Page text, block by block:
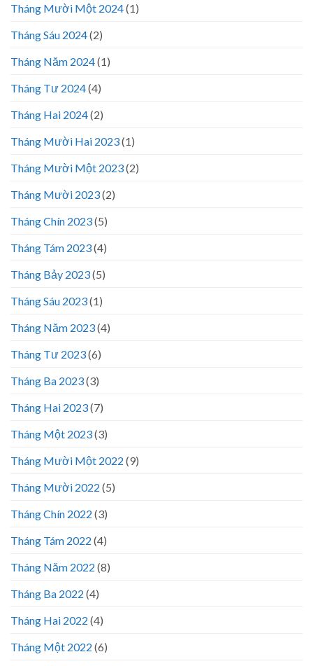
Tháng Mười Một 2024(1)
Tháng Sáu 2024(2)
Tháng Năm 2024(1)
Tháng Tư 2024(4)
Tháng Hai 2024(2)
Tháng Mười Hai 2023(1)
Tháng Mười Một 2023(2)
Tháng Mười 2023(2)
Tháng Chín 2023(5)
Tháng Tám 2023(4)
Tháng Bảy 2023(5)
Tháng Sáu 2023(1)
Tháng Năm 2023(4)
Tháng Tư 2023(6)
Tháng Ba 2023(3)
Tháng Hai 2023(7)
Tháng Một 2023(3)
Tháng Mười Một 2022 (9)
Tháng Mười 2022 (5)
Tháng Chín 2022 (3)
Tháng Tám 2022 (4)
Tháng Năm 2022 (8)
Tháng Ba 2022 (4)
Tháng Hai 2022 (4)
Tháng Một 2022 (6)